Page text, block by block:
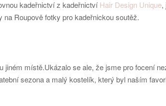
kadeřnictví z kadeřnictvíHair Design Unique,
na Roupově fotky pro kadeřnickou soutěž.
jiném místě.Ukázalo se ale, že jsme pro focení
sezona a malý kostelík, který byl naším